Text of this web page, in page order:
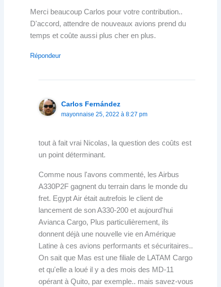
Merci beaucoup Carlos pour votre contribution..
D'accord, attendre de nouveaux avions prend du
temps et coûte aussi plus cher en plus.
Répondeur
Carlos Fernández
mayonnaise 25, 2022 à 8:27 pm
tout à fait vrai Nicolas, la question des coûts est
un point déterminant.
Comme nous l'avons commenté, les Airbus
A330P2F gagnent du terrain dans le monde du
fret. Egypt Air était autrefois le client de
lancement de son A330-200 et aujourd'hui
Avianca Cargo, Plus particulièrement, ils
donnent déjà une nouvelle vie en Amérique
Latine à ces avions performants et sécuritaires..
On sait que Mas est une filiale de LATAM Cargo
et qu'elle a loué il y a des mois des MD-11
opérant à Quito, par exemple.. mais savez-vous